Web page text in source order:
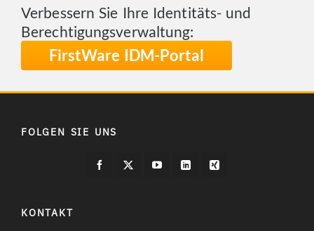
Verbessern Sie Ihre Identitäts- und
Berechtigungsverwaltung:
FirstWare IDM-Portal
FOLGEN SIE UNS
KONTAKT